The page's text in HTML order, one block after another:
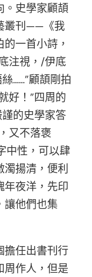
。史學家顧頡
叢刊——《我
一首小詩，
注視，/伊底
……”顧頡剛拍
好！”四周的
的史學家答
又不落褒
中性，可以肆
揚清，便利
年夜洋，先印
讓他們也集
擔任出書刊行
周作人，但是